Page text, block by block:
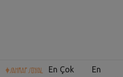
En Çok
En